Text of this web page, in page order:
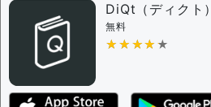
DiQt（ディクト）
無料
★★★★★
★★★★★